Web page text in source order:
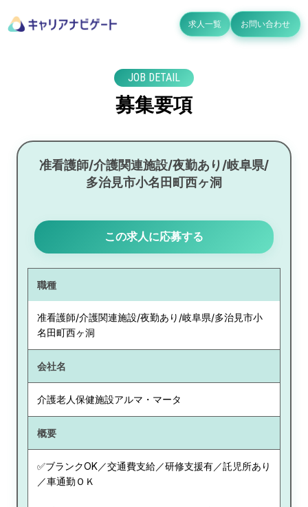
求人一覧 お問い合わせ
JOB DETAIL
募集要項
准看護師/介護関連施設/夜勤あり/岐阜県/
多治見市小名田町西ヶ洞
この求人に応募する
職種
准看護師/介護関連施設/夜勤あり/岐阜県/多治見市小
名田町西ヶ洞
会社名
介護老人保健施設アルマ・マータ
概要
✅ブランクOK／交通費支給／研修支援有／託児所あり
／車通勤ＯＫ